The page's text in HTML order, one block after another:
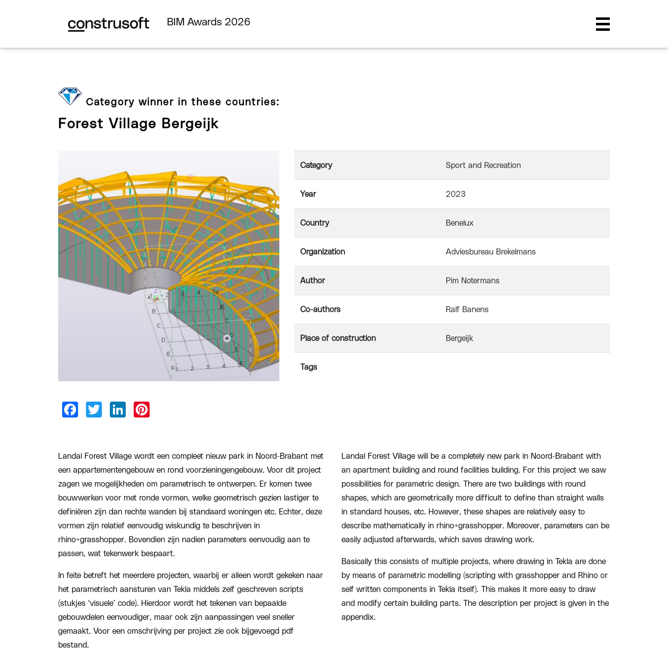
BIM Awards 2026
Category winner in these countries:
Forest Village Bergeijk
Category Sport and Recreation
Year 2023
Country Benelux
Organization Adviesbureau Brekelmans
Author Pim Notermans
Co-authors Ralf Banens
Place of construction Bergeijk
Tags
Landal Forest Village wordt een compleet nieuw park in Noord-Brabant met
een appartementengebouw en rond voorzieningengebouw. Voor dit project
zagen we mogelijkheden om parametrisch te ontwerpen. Er komen twee
bouwwerken voor met ronde vormen, welke geometrisch gezien lastiger te
definiëren zijn dan rechte wanden bij standaard woningen etc. Echter, deze
vormen zijn relatief eenvoudig wiskundig te beschrijven in
rhino+grasshopper. Bovendien zijn nadien parameters eenvoudig aan te
passen, wat tekenwerk bespaart.
In feite betreft het meerdere projecten, waarbij er alleen wordt gekeken naar
het parametrisch aansturen van Tekla middels zelf geschreven scripts
(stukjes ‘visuele’ code). Hierdoor wordt het tekenen van bepaalde
gebouwdelen eenvoudiger, maar ook zijn aanpassingen veel sneller
gemaakt. Voor een omschrijving per project zie ook bijgevoegd pdf
bestand.
Landal Forest Village will be a completely new park in Noord-Brabant with
an apartment building and round facilities building. For this project we saw
possibilities for parametric design. There are two buildings with round
shapes, which are geometrically more difficult to define than straight walls
in standard houses, etc. However, these shapes are relatively easy to
describe mathematically in rhino+grasshopper. Moreover, parameters can be
easily adjusted afterwards, which saves drawing work.
Basically this consists of multiple projects, where drawing in Tekla are done
by means of parametric modelling (scripting with grasshopper and Rhino or
self written components in Tekla itself). This makes it more easy to draw
and modify certain building parts. The description per project is given in the
appendix.